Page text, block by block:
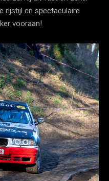
rijstijl en spectaculaire
vooraan!